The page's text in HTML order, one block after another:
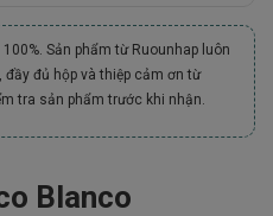
Sản phẩm từ Ruounhap luôn
đủ hộp và thiệp cảm ơn từ
tra sản phẩm trước khi nhận.
Blanco